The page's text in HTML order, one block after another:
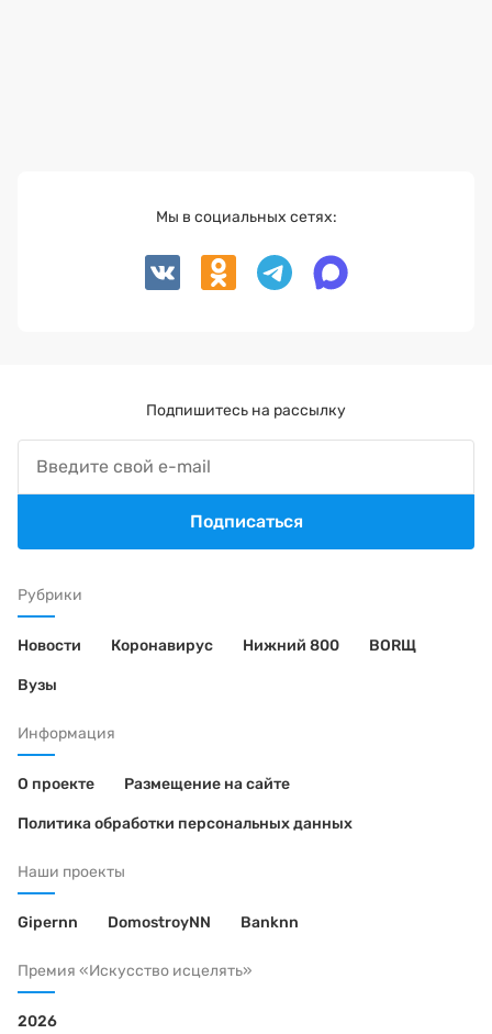
Рубрики
Новости Коронавирус Нижний 800 BORЩ
Вузы
Информация
О проекте Размещение на сайте
Политика обработки персональных данных
Наши проекты
Gipernn DomostroyNN Banknn
Премия «Искусство исцелять»
2026
Мы в социальных сетях:
Подпишитесь на рассылку
Подписаться